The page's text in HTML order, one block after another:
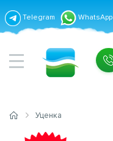
Telegram WhatsApp
Уценка